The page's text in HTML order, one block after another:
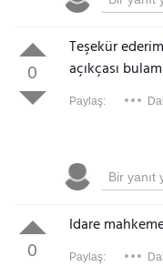
0
Teşekür
açıkçası
Paylaş:
0
Idare
Paylaş: